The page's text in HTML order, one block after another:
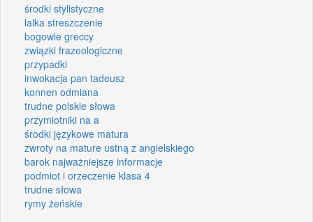
środki stylistyczne
lalka streszczenie
bogowie greccy
związki frazeologiczne
przypadki
inwokacja pan tadeusz
konnen odmiana
trudne polskie słowa
przymiotniki na a
środki językowe matura
zwroty na mature ustną z angielskiego
barok najważniejsze informacje
podmiot i orzeczenie klasa 4
trudne słowa
rymy żeńskie